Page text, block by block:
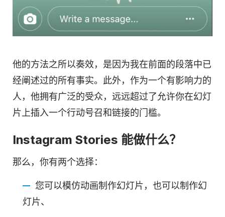
他的方法之所以奏效，是因为我在前面的段落中已
经阐述过的所有事实。此外，作为一个有影响力的
人，他拥有广泛的受众，远远超过了允许你在幻灯
片上插入一个行动号召和链接的门槛。
Instagram Stories 能做什么？
那么，你有两个选择：
您可以模仿动画制作幻灯片，也可以制作幻
灯片、